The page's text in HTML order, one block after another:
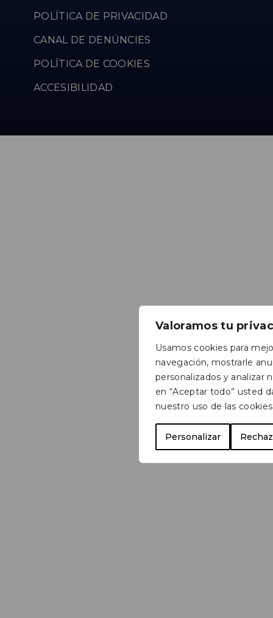
Valoramos tu
Usamos cookies para
navegación, mostrarle
personalizados y analizar
en “Aceptar todo” usted
nuestro uso de las
Personalizar
POLÍTICA DE PRIVACIDAD
CANAL DE DENÚNCIES
POLÍTICA DE COOKIES
ACCESIBILIDAD